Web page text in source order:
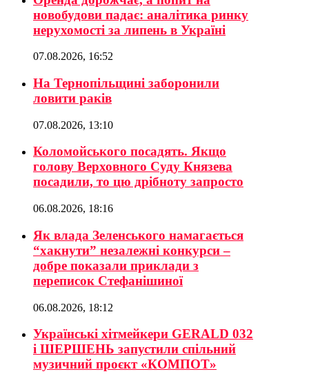
новобудови падає: аналітика ринку
нерухомості за липень в Україні
07.08.2026, 16:52
На Тернопільщині заборонили
ловити раків
07.08.2026, 13:10
Коломойського посадять. Якщо
голову Верховного Суду Князева
посадили, то цю дрібноту запросто
06.08.2026, 18:16
Як влада Зеленського намагається
“хакнути” незалежні конкурси –
добре показали приклади з
переписок Стефанішиної
06.08.2026, 18:12
Українські хітмейкери GERALD 032
і ШЕРШЕНЬ запустили спільний
музичний проєкт «КОМПОТ»